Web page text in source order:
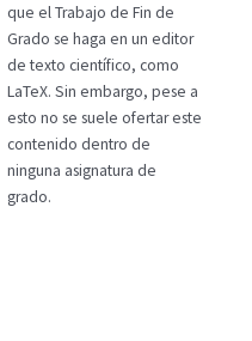
que el Trabajo de Fin de
Grado se haga en un editor
de texto científico, como
LaTeX. Sin embargo, pese a
esto no se suele ofertar este
contenido dentro de
ninguna asignatura de
grado.